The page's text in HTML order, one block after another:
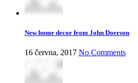
New home decor from John Doerson
16 června, 2017 No Comments